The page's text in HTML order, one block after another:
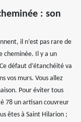
: son
il n’est pas rare de
cheminée. Il y a un
défaut d’étanchéité va
vos murs. Vous allez
Pour éviter tous
78 un artisan couvreur
êtes à Saint Hilarion ;